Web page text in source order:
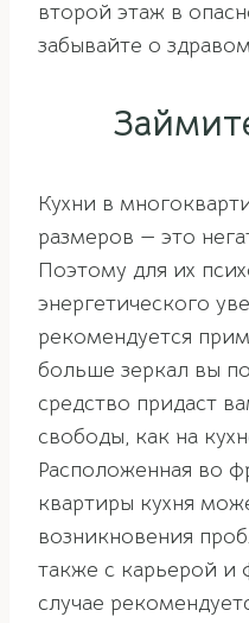
второй этаж в
забывайте о
Кухни в
размеров — это
Поэтому для их
энергетического
рекомендуется
больше зеркал вы
средство придаст
свободы, как на
Расположенная во
квартиры кухня
возникновения
также с карьерой и
случае